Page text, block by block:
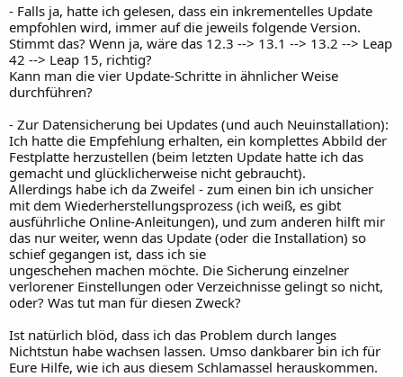
- Falls ja, hatte ich gelesen, dass ein inkrementelles Update
empfohlen wird, immer auf die jeweils folgende Version.
Stimmt das? Wenn ja, wäre das 12.3 --> 13.1 --> 13.2 --> Leap
42 --> Leap 15, richtig?
Kann man die vier Update-Schritte in ähnlicher Weise
durchführen?
- Zur Datensicherung bei Updates (und auch Neuinstallation):
Ich hatte die Empfehlung erhalten, ein komplettes Abbild der
Festplatte herzustellen (beim letzten Update hatte ich das
gemacht und glücklicherweise nicht gebraucht).
Allerdings habe ich da Zweifel - zum einen bin ich unsicher
mit dem Wiederherstellungsprozess (ich weiß, es gibt
ausführliche Online-Anleitungen), und zum anderen hilft mir
das nur weiter, wenn das Update (oder die Installation) so
schief gegangen ist, dass ich sie
ungeschehen machen möchte. Die Sicherung einzelner
verlorener Einstellungen oder Verzeichnisse gelingt so nicht,
oder? Was tut man für diesen Zweck?
Ist natürlich blöd, dass ich das Problem durch langes
Nichtstun habe wachsen lassen. Umso dankbarer bin ich für
Eure Hilfe, wie ich aus diesem Schlamassel herauskommen.